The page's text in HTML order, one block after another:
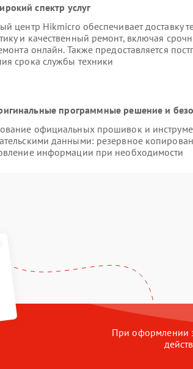
спектр услуг
центр Hikmicro обеспечивает доставку
и качественный ремонт, включая
онлайн. Также предоставляется
срока службы техники
программные решение и
официальных прошивок и
данными: резервное
информации при необходимости
При оформлении